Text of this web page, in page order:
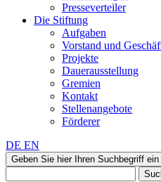
Presseverteiler
Die Stiftung
Aufgaben
Vorstand und
Projekte
Dauerausstellung
Gremien
Kontakt
Stellenangebote
Förderer
DE EN
Geben Sie hier Ihren Suchbegriff ein